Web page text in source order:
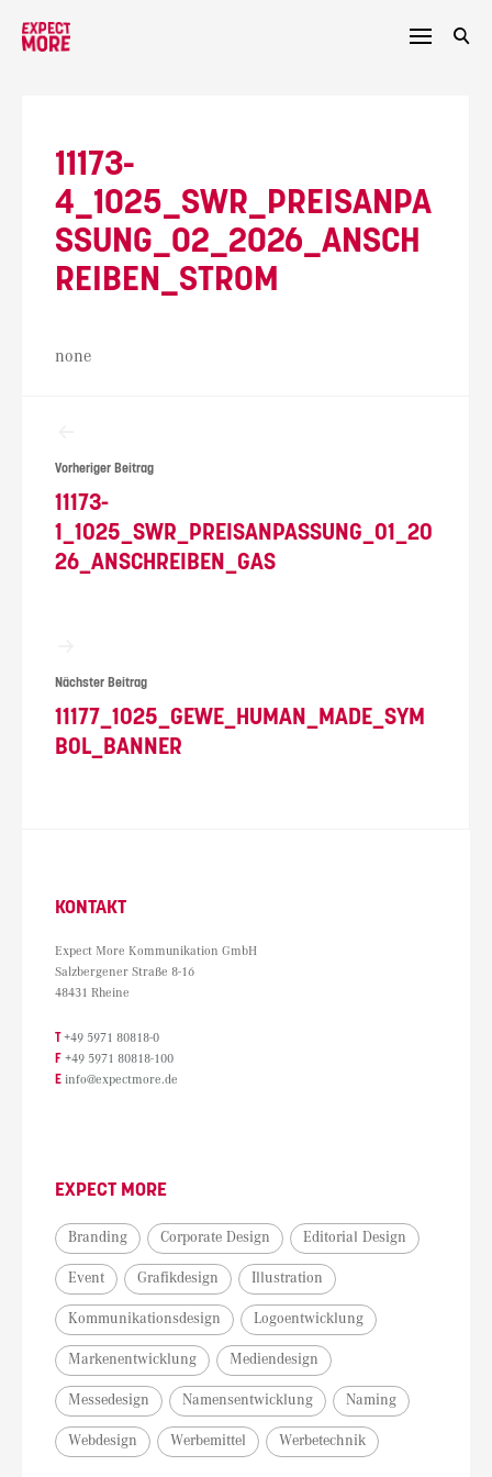
11173-
4_1025_SWR_PREISANPA
SSUNG_02_2026_ANSCH
REIBEN_STROM
none
Vorheriger Beitrag
11173-
1_1025_SWR_PREISANPASSUNG_01_20
26_ANSCHREIBEN_GAS
Nächster Beitrag
11177_1025_GEWE_HUMAN_MADE_SYM
BOL_BANNER
KONTAKT
Expect More Kommunikation GmbH
Salzbergener Straße 8-16
48431 Rheine
T +49 5971 80818-0
F +49 5971 80818-100
E info@expectmore.de
EXPECT MORE
Branding Corporate Design Editorial Design
Event Grafikdesign Illustration
Kommunikationsdesign Logoentwicklung
Markenentwicklung Mediendesign
Messedesign Namensentwicklung Naming
Webdesign Werbemittel Werbetechnik